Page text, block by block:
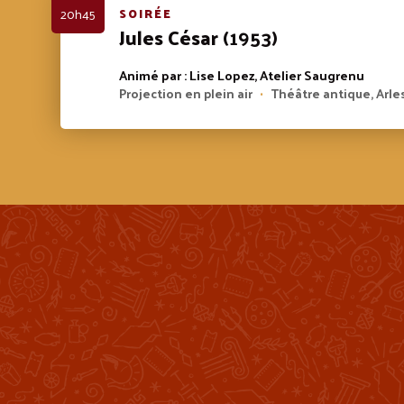
20h45 SOIRÉE
Jules César(1953)
Animé par : Lise Lopez, Atelier Saugrenu
Projection en plein air • Théâtre antique,